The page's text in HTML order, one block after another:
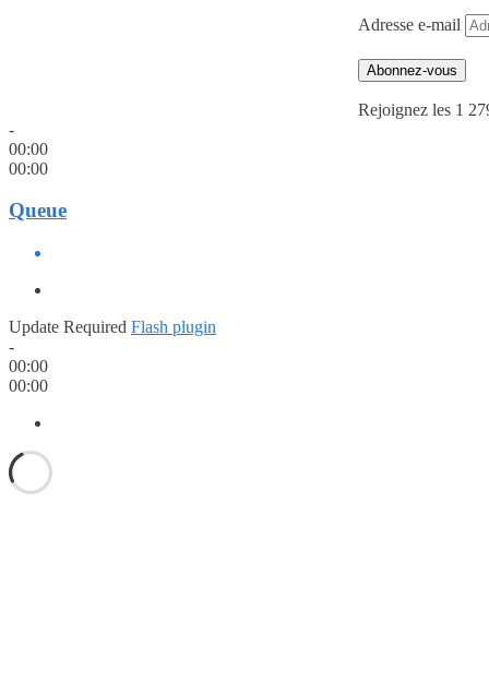
Adresse e-mail
Abonnez-vous
Rejoignez les 1
-
00:00
00:00
Queue
Update Required Flash plugin
-
00:00
00:00